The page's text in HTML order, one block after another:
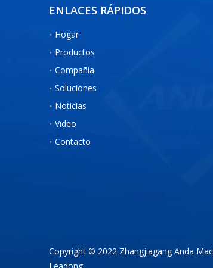
ENLACES RÁPIDOS
Hogar
Productos
Compañía
Soluciones
Noticias
Video
Contacto
Copyright © 2022 Zhangjiagang Anda